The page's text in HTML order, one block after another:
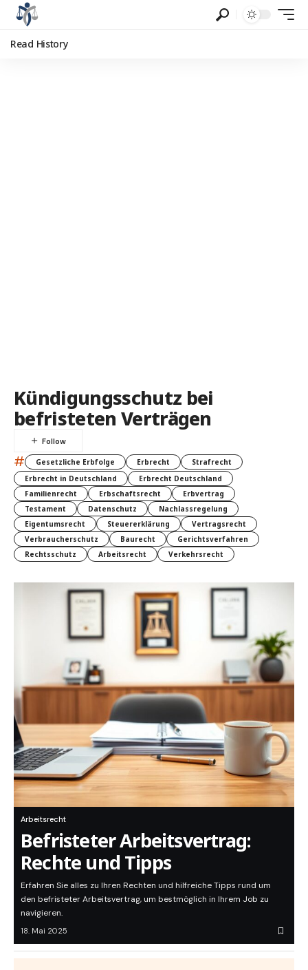
Read History
Kündigungsschutz bei
befristeten Verträgen
# Gesetzliche Erbfolge Erbrecht
Strafrecht
Erbrecht in Deutschland
Erbrecht Deutschland
Familienrecht
Erbschaftsrecht
Erbvertrag
Testament
Datenschutz
Nachlassregelung
Eigentumsrecht
Steuererklärung
Vertragsrecht
Verbraucherschutz
Baurecht
Gerichtsverfahren
Rechtsschutz
Arbeitsrecht Verkehrsrecht
Arbeitsrecht
Befristeter Arbeitsvertrag:
Rechte und Tipps
Erfahren Sie alles zu Ihren Rechten und hilfreiche Tipps rund um
den befristeter Arbeitsvertrag, um bestmöglich in Ihrem Job zu
navigieren.
18. Mai 2025